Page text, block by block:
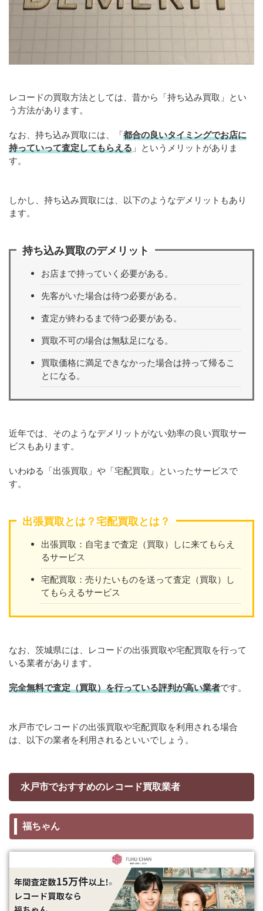
レコードの買取方法としては、昔から「持ち込み買取」とい
う方法があります。
なお、持ち込み買取には、「都合の良いタイミングでお店に
持っていって査定してもらえる 」というメリットがありま
す。
しかし、持ち込み買取には、以下のようなデメリットもあり
ます。
持ち込み買取のデメリット
お店まで持っていく必要がある。
先客がいた場合は待つ必要がある。
査定が終わるまで待つ必要がある。
買取不可の場合は無駄足になる。
買取価格に満足できなかった場合は持って帰るこ
とになる。
近年では、そのようなデメリットがない効率の良い買取サー
ビスもあります。
いわゆる「出張買取」や「宅配買取」といったサービスで
す。
出張買取とは？宅配買取とは？
出張買取：自宅まで査定（買取）しに来てもらえ
るサービス
宅配買取：売りたいものを送って査定（買取）し
てもらえるサービス
なお、茨城県には、レコードの出張買取や宅配買取を行って
いる業者があります。
完全無料で査定（買取）を行っている評判が高い業者です。
水戸市でレコードの出張買取や宅配買取を利用される場合
は、以下の業者を利用されるといいでしょう。
水戸市でおすすめのレコード買取業者
福ちゃん